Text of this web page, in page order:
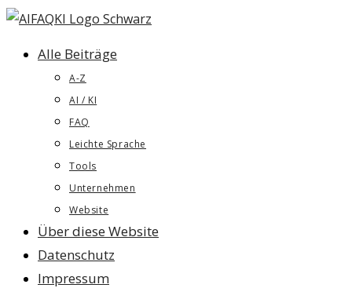
Zum
springenAlle Beiträge
A-Z
AI / KI
FAQ
Leichte Sprache
Tools
Unternehmen
Website
Über diese Website
Datenschutz
Impressum